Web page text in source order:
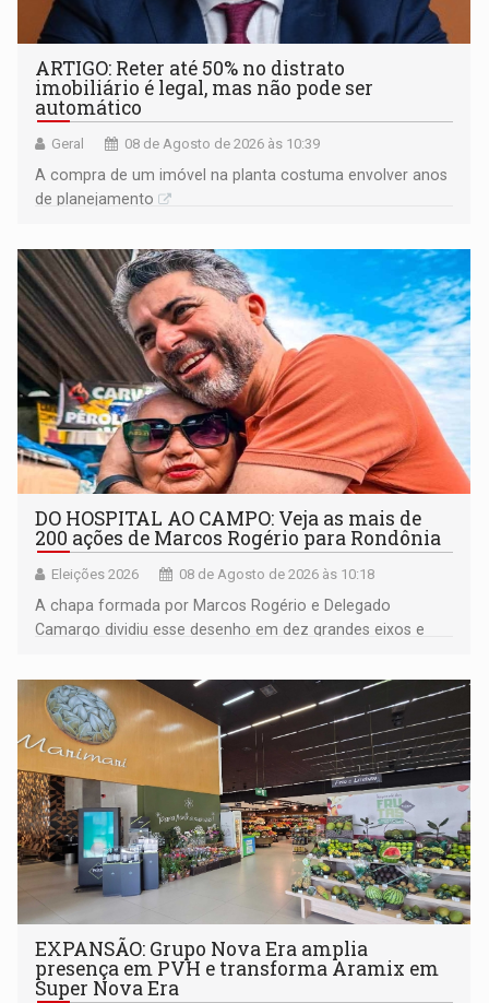
ARTIGO: Reter até 50% no distrato
imobiliário é legal, mas não pode ser
automático
Geral 08 de Agosto de 2026 às 10:39
A compra de um imóvel na planta costuma envolver anos
de planejamento
DO HOSPITAL AO CAMPO: Veja as mais de
200 ações de Marcos Rogério para Rondônia
Eleições 2026 08 de Agosto de 2026 às 10:18
A chapa formada por Marcos Rogério e Delegado
Camargo dividiu esse desenho em dez grandes eixos e
EXPANSÃO: Grupo Nova Era amplia
presença em PVH e transforma Aramix em
Super Nova Era